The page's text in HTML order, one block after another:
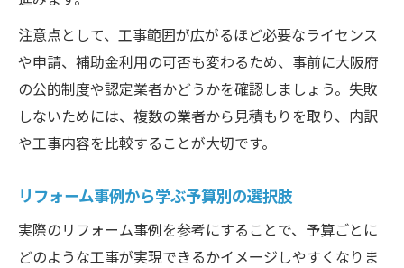
注意点として、工事範囲が広がるほど必要なライセンス
や申請、補助金利用の可否も変わるため、事前に大阪府
の公的制度や認定業者かどうかを確認しましょう。失敗
しないためには、複数の業者から見積もりを取り、内訳
や工事内容を比較することが大切です。
リフォーム事例から学ぶ予算別の選択肢
実際のリフォーム事例を参考にすることで、予算ごとに
どのような工事が実現できるかイメージしやすくなりま